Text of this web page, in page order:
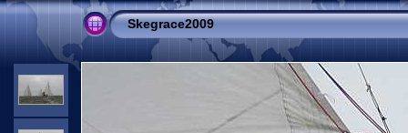
Skegrace2009